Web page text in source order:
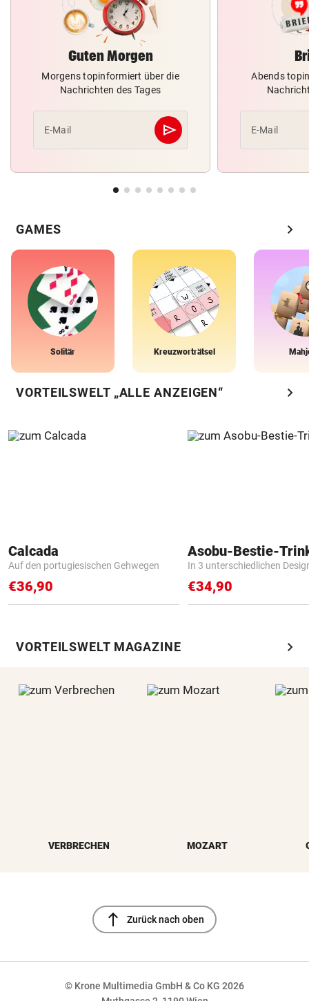
Guten Morgen
Morgens topinformiert über die
Nachrichten des Tages
E-Mail send
Abschicken
Abends
E-Mail
GAMES chevron_right
Solitär Kreuzworträtsel
VORTEILSWELT „ALLE ANZEIGEN“ chevron_right
Calcada
Auf den portugiesischen Gehwegen
€36,90
Asobu-Bestie-
In 3 unterschiedlichen
€34,90
VORTEILSWELT MAGAZINE chevron_right
VERBRECHEN MOZART
north Zurück nach oben
© Krone Multimedia GmbH & Co KG 2026